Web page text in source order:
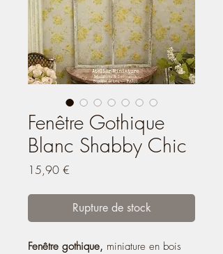
Fenêtre Gothique
Blanc Shabby Chic
15,90 €
Rupture de stock
Fenêtre gothique, miniature en bois